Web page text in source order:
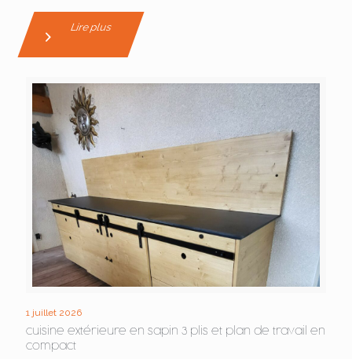
Lire plus
1 juillet 2026
cuisine extérieure en sapin 3 plis et plan de travail en
compact